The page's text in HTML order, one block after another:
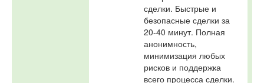
сделки. Быстрые и
безопасные сделки за
20-40 минут. Полная
анонимность,
минимизация любых
рисков и поддержка
всего процесса сделки.